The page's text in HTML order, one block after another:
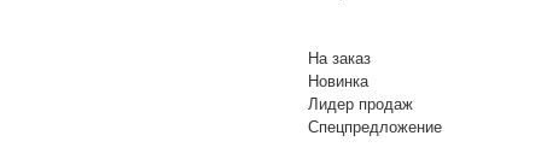
На заказ
Новинка
Лидер продаж
Спецпредложение